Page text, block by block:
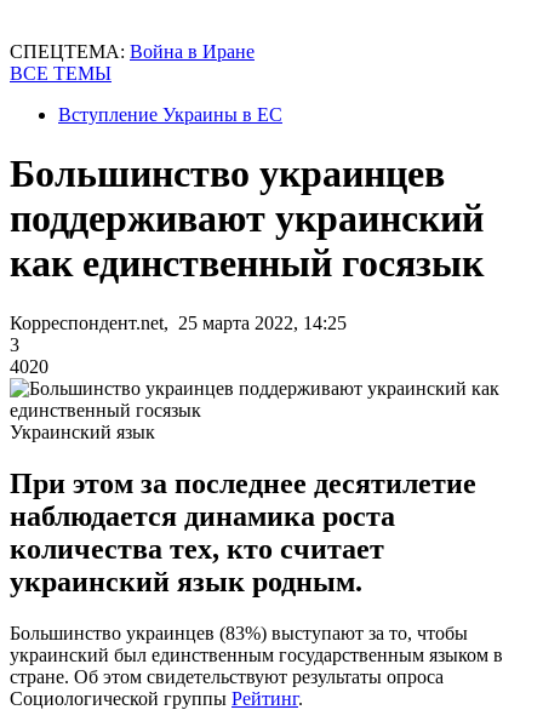
СПЕЦТЕМА: Война в Иране
ВСЕ ТЕМЫ
Вступление Украины в ЕС
Большинство украинцев
поддерживают украинский
как единственный госязык
Корреспондент.net, 25 марта 2022, 14:25
3
4020
Украинский язык
При этом за последнее десятилетие
наблюдается динамика роста
количества тех, кто считает
украинский язык родным.
Большинство украинцев (83%) выступают за то, чтобы
украинский был единственным государственным языком в
стране. Об этом свидетельствуют результаты опроса
Социологической группы Рейтинг.